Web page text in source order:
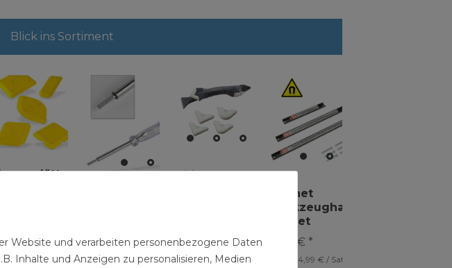
Blick ins Sortiment
Silikon
Magnet
Werkzeughalter
3er Set
14,99 € *
| 14,99 € / Satz
Website und verarbeiten personenbezogene Daten
Inhalte und Anzeigen zu personalisieren, Medien